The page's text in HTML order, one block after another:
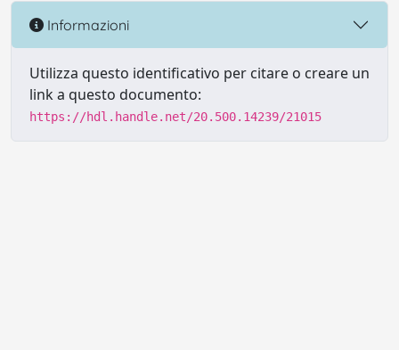
Informazioni
Utilizza questo identificativo per citare o creare un
link a questo documento:
https://hdl.handle.net/20.500.14239/21015